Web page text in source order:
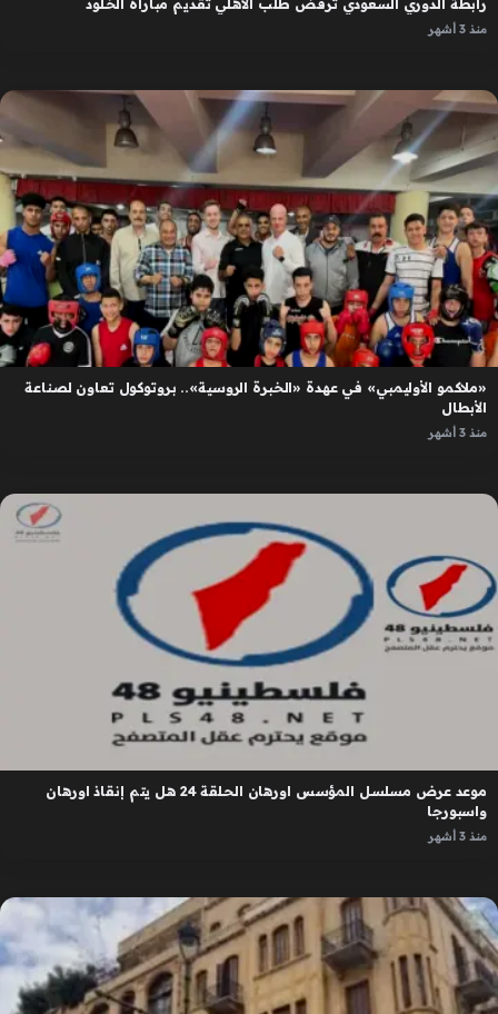
رابطة الدوري السعودي ترفض طلب الأهلي تقديم مباراة الخلود
منذ 3 أشهر
«ملاكمو الأوليمبي» في عهدة «الخبرة الروسية».. بروتوكول تعاون لصناعة
الأبطال
منذ 3 أشهر
موعد عرض مسلسل المؤسس اورهان الحلقة 24 هل يتم إنقاذ اورهان
واسبورجا
منذ 3 أشهر